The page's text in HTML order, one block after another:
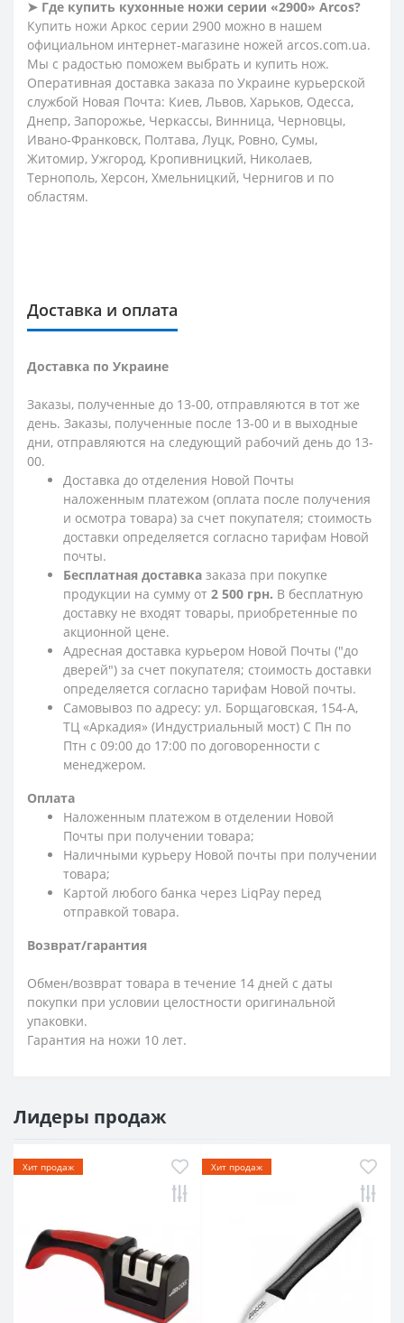
➤ Где купить кухонные ножи серии «2900» Arcos?
Купить ножи Аркос серии 2900 можно в нашем
официальном интернет-магазине ножей arcos.com.ua.
Мы с радостью поможем выбрать и купить нож.
Оперативная доставка заказа по Украине курьерской
службой Новая Почта: Киев, Львов, Харьков, Одесса,
Днепр, Запорожье, Черкассы, Винница, Черновцы,
Ивано-Франковск, Полтава, Луцк, Ровно, Сумы,
Житомир, Ужгород, Кропивницкий, Николаев,
Тернополь, Херсон, Хмельницкий, Чернигов и по
областям.
Доставка и оплата
Доставка по Украине
Заказы, полученные до 13-00, отправляются в тот же
день. Заказы, полученные после 13-00 и в выходные
дни, отправляются на следующий рабочий день до 13-
00.
Доставка до отделения Новой Почты
наложенным платежом (оплата после получения
и осмотра товара) за счет покупателя; стоимость
доставки определяется согласно тарифам Новой
почты.
Бесплатная доставка заказа при покупке
продукции на сумму от 2 500 грн. В бесплатную
доставку не входят товары, приобретенные по
акционной цене.
Адресная доставка курьером Новой Почты ("до
дверей") за счет покупателя; стоимость доставки
определяется согласно тарифам Новой почты.
Самовывоз по адресу: ул. Борщаговская, 154-А,
ТЦ «Аркадия» (Индустриальный мост) С Пн по
Птн с 09:00 до 17:00 по договоренности с
менеджером.
Оплата
Наложенным платежом в отделении Новой
Почты при получении товара;
Наличными курьеру Новой почты при получении
товара;
Картой любого банка через LiqPay перед
отправкой товара.
Возврат/гарантия
Обмен/возврат товара в течение 14 дней с даты
покупки при условии целостности оригинальной
упаковки.
Гарантия на ножи 10 лет.
Лидеры продаж
Хит продаж Хит продаж